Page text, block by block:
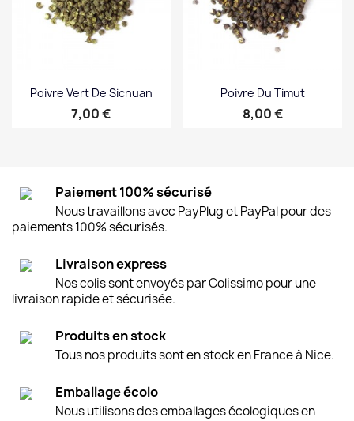
Poivre Vert De Sichuan
Prix
7,00 €
Poivre Du Timut
Prix
8,00 €
Paiement 100% sécurisé
Nous travaillons avec PayPlug et PayPal pour des
paiements 100% sécurisés.
Livraison express
Nos colis sont envoyés par Colissimo pour une
livraison rapide et sécurisée.
Produits en stock
Tous nos produits sont en stock en France à Nice.
Emballage écolo
Nous utilisons des emballages écologiques en